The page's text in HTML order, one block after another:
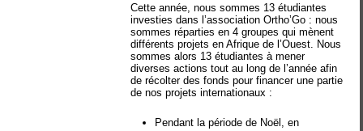
Cette année, nous sommes 13 étudiantes
investies dans l’association Ortho’Go : nous
sommes réparties en 4 groupes qui mènent
différents projets en Afrique de l’Ouest. Nous
sommes alors 13 étudiantes à mener
diverses actions tout au long de l’année afin
de récolter des fonds pour financer une partie
de nos projets internationaux :
Pendant la période de Noël, en